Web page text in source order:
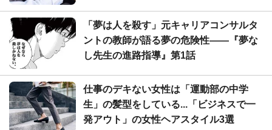
「夢は人を殺す」元キャリアコンサルタ
ントの教師が語る夢の危険性――『夢な
し先生の進路指導』第1話
仕事のデキない女性は「運動部の中学
生」の髪型をしている...「ビジネスで一
発アウト」の女性ヘアスタイル3選